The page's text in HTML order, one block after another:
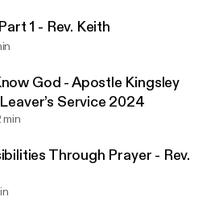
1 - Rev. Keith
God - Apostle Kingsley
Service 2024
min
Through Prayer - Rev.